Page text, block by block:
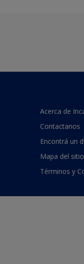
Acerca de
Contactanos
Encontrá un
Mapa del sitio
Términos y